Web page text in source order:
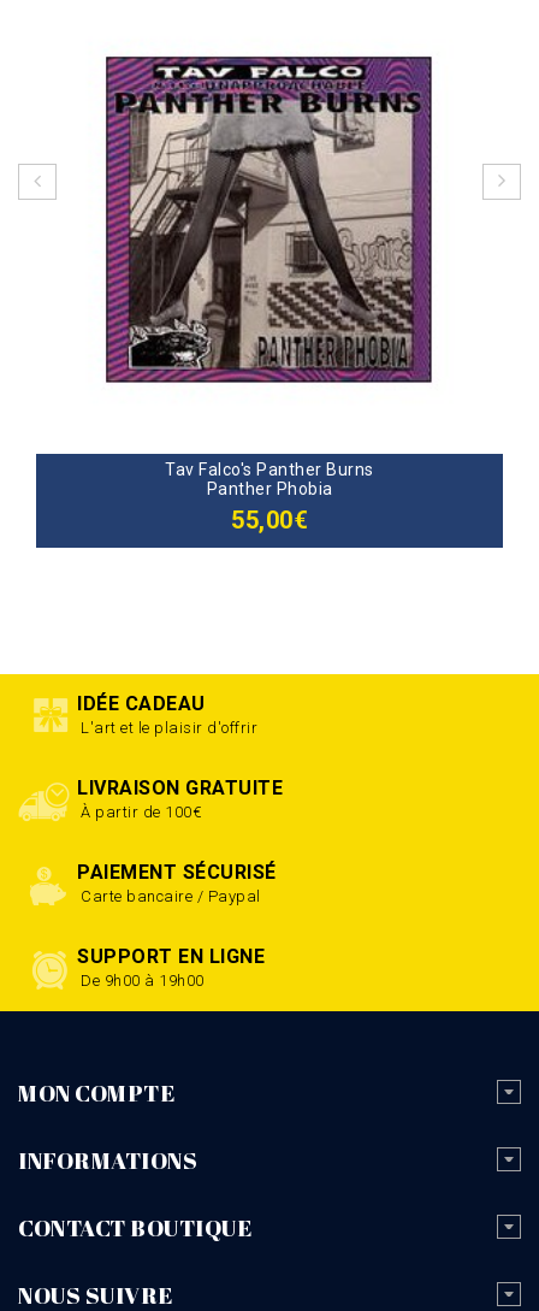
Tav Falco's Panther Burns
Panther Phobia
55,00€
IDÉE CADEAU
L'art et le plaisir d'offrir
LIVRAISON GRATUITE
À partir de 100€
PAIEMENT SÉCURISÉ
Carte bancaire / Paypal
SUPPORT EN LIGNE
De 9h00 à 19h00
MON COMPTE
INFORMATIONS
CONTACT BOUTIQUE
NOUS SUIVRE